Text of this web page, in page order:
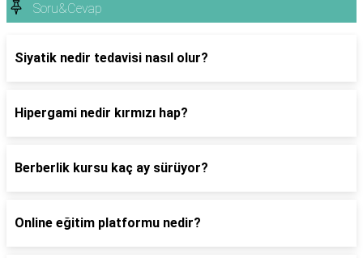
Soru&Cevap
Siyatik nedir tedavisi nasıl olur?
Hipergami nedir kırmızı hap?
Berberlik kursu kaç ay sürüyor?
Online eğitim platformu nedir?